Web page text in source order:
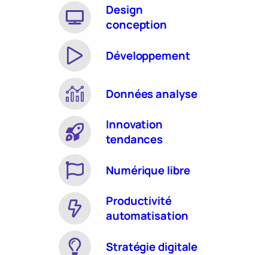
Design
conception
Développement
Données analyse
Innovation
tendances
Numérique libre
Productivité
automatisation
Stratégie digitale